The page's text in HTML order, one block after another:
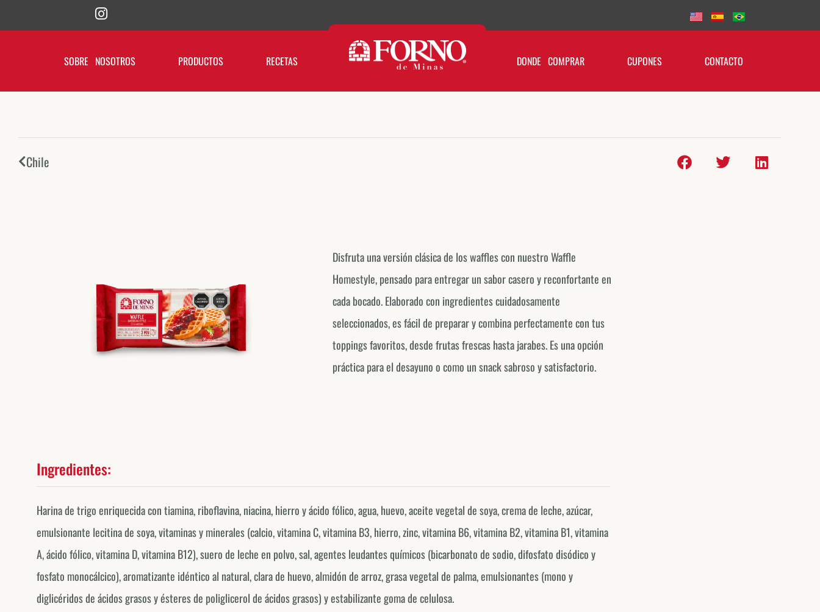
SOBRE NOSOTROS PRODUCTOS RECETAS DONDE COMPRAR CUPONES CONTACTO
Chile
Disfruta una versión clásica de los waffles con nuestro Waffle
Homestyle, pensado para entregar un sabor casero y reconfortante en
cada bocado. Elaborado con ingredientes cuidadosamente
seleccionados, es fácil de preparar y combina perfectamente con tus
toppings favoritos, desde frutas frescas hasta jarabes. Es una opción
práctica para el desayuno o como un snack sabroso y satisfactorio.
Ingredientes:
Harina de trigo enriquecida con tiamina, riboflavina, niacina, hierro y ácido fólico, agua, huevo, aceite vegetal de soya, crema de leche, azúcar,
emulsionante lecitina de soya, vitaminas y minerales (calcio, vitamina C, vitamina B3, hierro, zinc, vitamina B6, vitamina B2, vitamina B1, vitamina
A, ácido fólico, vitamina D, vitamina B12), suero de leche en polvo, sal, agentes leudantes químicos (bicarbonato de sodio, difosfato disódico y
fosfato monocálcico), aromatizante idéntico al natural, clara de huevo, almidón de arroz, grasa vegetal de palma, emulsionantes (mono y
diglicéridos de ácidos grasos y ésteres de poliglicerol de ácidos grasos) y estabilizante goma de celulosa.